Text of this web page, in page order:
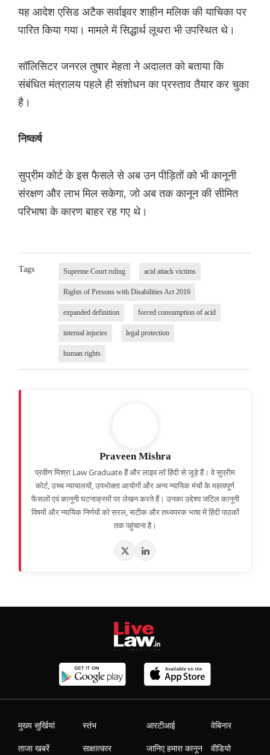
यह आदेश एसिड अटैक सर्वाइवर शाहीन मलिक की याचिका पर
पारित किया गया। मामले में सिद्धार्थ लूथरा भी उपस्थित थे।
सॉलिसिटर जनरल तुषार मेहता ने अदालत को बताया कि
संबंधित मंत्रालय पहले ही संशोधन का प्रस्ताव तैयार कर चुका
है।
निष्कर्ष
सुप्रीम कोर्ट के इस फैसले से अब उन पीड़ितों को भी कानूनी
संरक्षण और लाभ मिल सकेगा, जो अब तक कानून की सीमित
परिभाषा के कारण बाहर रह गए थे।
Tags Supreme Court ruling acid attack victims
Rights of Persons with Disabilities Act 2016
expanded definition forced consumption of acid
internal injuries legal protection
human rights
Praveen Mishra
प्रवीण मिश्रा Law Graduate हैं और लाइव लॉ हिंदी से जुड़े हैं। वे सुप्रीम
कोर्ट, उच्च न्यायालयों, उपभोक्ता आयोगों और अन्य न्यायिक मंचों के महत्वपूर्ण
फैसलों एवं कानूनी घटनाक्रमों पर लेखन करते हैं। उनका उद्देश्य जटिल कानूनी
विषयों और न्यायिक निर्णयों को सरल, सटीक और तथ्यपरक भाषा में हिंदी पाठकों
तक पहुंचाना है।
मुख्य सुर्खियां
ताजा खबरें
स्तंभ
साक्षात्कार
आरटीआई
जानिए हमारा कानून
वेबिनार
वीडियो